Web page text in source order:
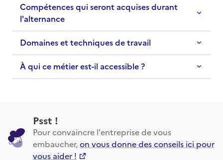
Compétences qui seront acquises durant
l'alternance
Domaines et techniques de travail
À qui ce métier est-il accessible ?
Psst !
Pour convaincre l'entreprise de vous
embaucher,on vous donne des conseils ici pour
vous aider !